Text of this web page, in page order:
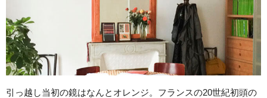
引っ越し当初の鏡はなんとオレンジ。フランスの20世紀初頭の